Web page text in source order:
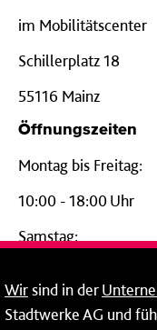
im Mobilitätscenter
Schillerplatz 18
55116 Mainz
Öffnungszeiten
Montag bis Freitag:
10:00 - 18:00 Uhr
Samstag:
24-Stunden-
Wirsind in der
Stadtwerke AG und